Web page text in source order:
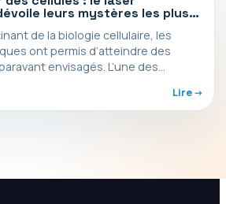
leurs mystères les plus
de la biologie cellulaire, les
ont permis d’atteindre des
envisagés. L’une des
Lire ->